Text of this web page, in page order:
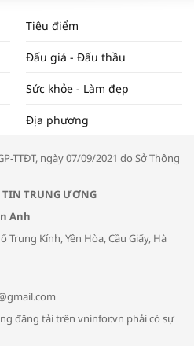
2024 VÀ NĂM 2025 | NHỊP
TRƯỜNG #62
“Xúc tiến thương mại: Khơi
tư vấn cách phòng tránh bệnh
hô hấp trong thời tiết giao mùa
Tiêu điểm
Đấu giá - Đấu thầu
Sức khỏe - Làm đẹp
Địa phương
TTĐT, ngày 07/09/2021 do Sở Thông
TIN TRUNG ƯƠNG
Anh
Trung Kính, Yên Hòa, Cầu Giấy, Hà
đăng tải trên vninfor.vn phải có sự